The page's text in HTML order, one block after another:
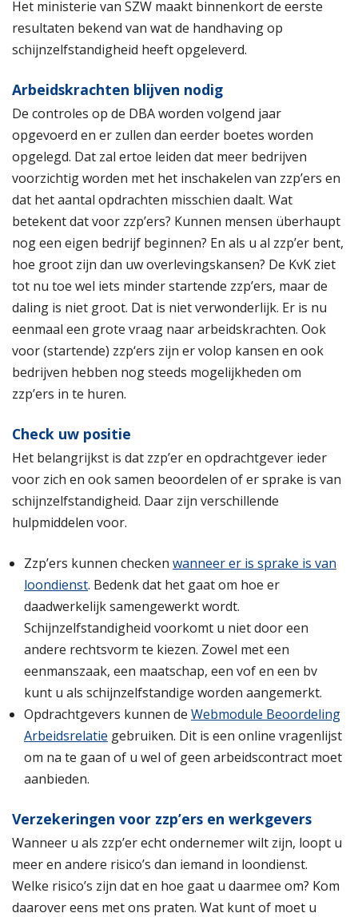
Het ministerie van SZW maakt binnenkort de eerste
resultaten bekend van wat de handhaving op
schijnzelfstandigheid heeft opgeleverd.
Arbeidskrachten blijven nodig
De controles op de DBA worden volgend jaar
opgevoerd en er zullen dan eerder boetes worden
opgelegd. Dat zal ertoe leiden dat meer bedrijven
voorzichtig worden met het inschakelen van zzp’ers en
dat het aantal opdrachten misschien daalt. Wat
betekent dat voor zzp’ers? Kunnen mensen überhaupt
nog een eigen bedrijf beginnen? En als u al zzp’er bent,
hoe groot zijn dan uw overlevingskansen? De KvK ziet
tot nu toe wel iets minder startende zzp’ers, maar de
daling is niet groot. Dat is niet verwonderlijk. Er is nu
eenmaal een grote vraag naar arbeidskrachten. Ook
voor (startende) zzp‘ers zijn er volop kansen en ook
bedrijven hebben nog steeds mogelijkheden om
zzp’ers in te huren.
Check uw positie
Het belangrijkst is dat zzp’er en opdrachtgever ieder
voor zich en ook samen beoordelen of er sprake is van
schijnzelfstandigheid. Daar zijn verschillende
hulpmiddelen voor.
Zzp’ers kunnen checken wanneer er is sprake is van
loondienst. Bedenk dat het gaat om hoe er
daadwerkelijk samengewerkt wordt.
Schijnzelfstandigheid voorkomt u niet door een
andere rechtsvorm te kiezen. Zowel met een
eenmanszaak, een maatschap, een vof en een bv
kunt u als schijnzelfstandige worden aangemerkt.
Opdrachtgevers kunnen de Webmodule Beoordeling
Arbeidsrelatie gebruiken. Dit is een online vragenlijst
om na te gaan of u wel of geen arbeidscontract moet
aanbieden.
Verzekeringen voor zzp’ers en werkgevers
Wanneer u als zzp’er echt ondernemer wilt zijn, loopt u
meer en andere risico’s dan iemand in loondienst.
Welke risico’s zijn dat en hoe gaat u daarmee om? Kom
daarover eens met ons praten. Wat kunt of moet u